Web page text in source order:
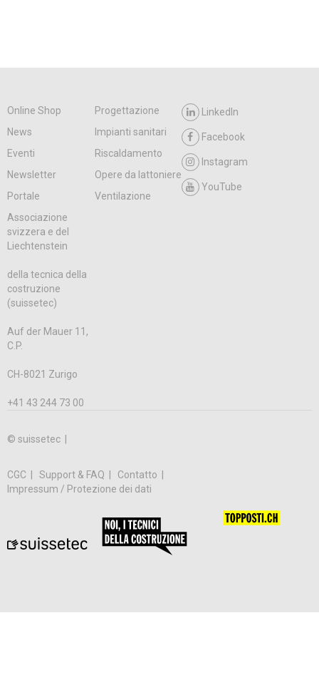
Online Shop
Progettazione
News
Impianti sanitari
Eventi
Riscaldamento
Newsletter
Opere da lattoniere
Portale
Ventilazione
LinkedIn
Facebook
Instagram
YouTube
Associazione
svizzera e del
Liechtenstein
della tecnica della
costruzione
(suissetec)
Auf der Mauer 11,
C.P.
CH-8021 Zurigo
+41 43 244 73 00
© suissetec |
CGC Support & FAQ
Contatto
Impressum / Protezione dei dati